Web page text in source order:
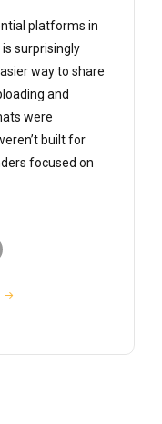
platforms in
surprisingly
way to share
and
were
built for
focused on